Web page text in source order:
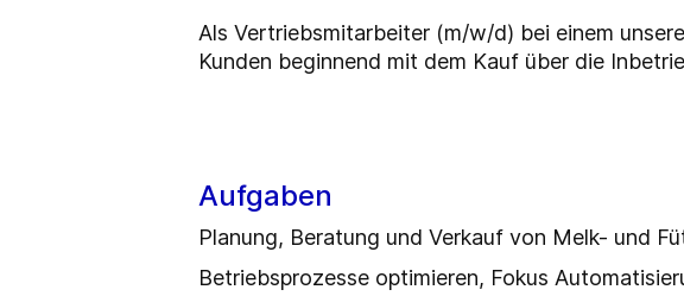
Als Vertriebsmitarbeiter (m/w/d) bei einem
Kunden beginnend mit dem Kauf über die
Aufgaben
Planung, Beratung und Verkauf von Melk- und
Betriebsprozesse optimieren, Fokus